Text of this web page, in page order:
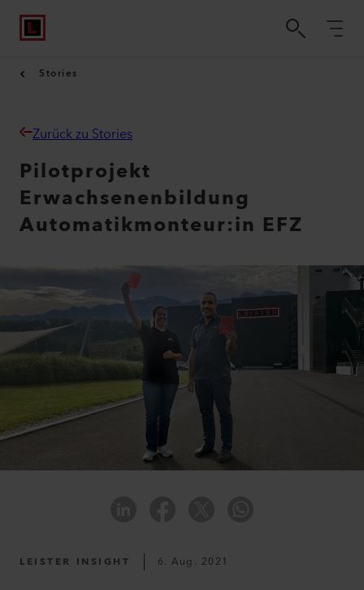
Stories
Zurück zu Stories
Pilotprojekt
Erwachsenenbildung
Automatikmonteur:in EFZ
LEISTER INSIGHT 6. Aug. 2021